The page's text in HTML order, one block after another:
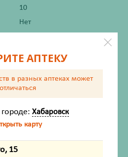
10
Нет
применению
покупают
АПТЕКУ
в разных аптеках может
отличаться
Хабаровск
карту
15